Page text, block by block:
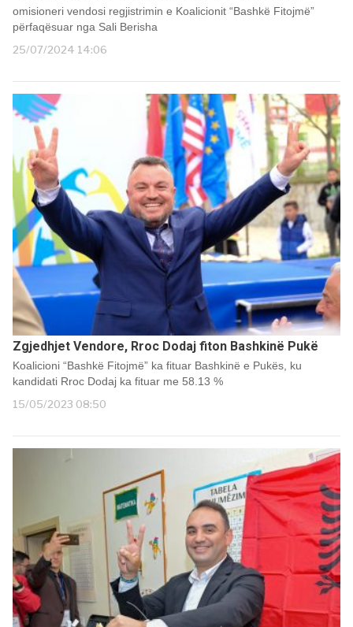
omisioneri vendosi regjistrimin e Koalicionit “Bashkë Fitojmë”
përfaqësuar nga Sali Berisha
25/07/2024 14:06
Zgjedhjet Vendore, Rroc Dodaj fiton Bashkinë Pukë
Koalicioni “Bashkë Fitojmë” ka fituar Bashkinë e Pukës, ku
kandidati Rroc Dodaj ka fituar me 58.13 %
15/05/2023 08:50